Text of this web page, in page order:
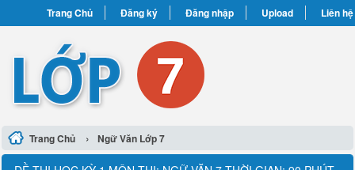
Trang Chủ Đăng ký Đăng nhập Upload Liên hệ
Trang Chủ › Ngữ Văn Lớp 7